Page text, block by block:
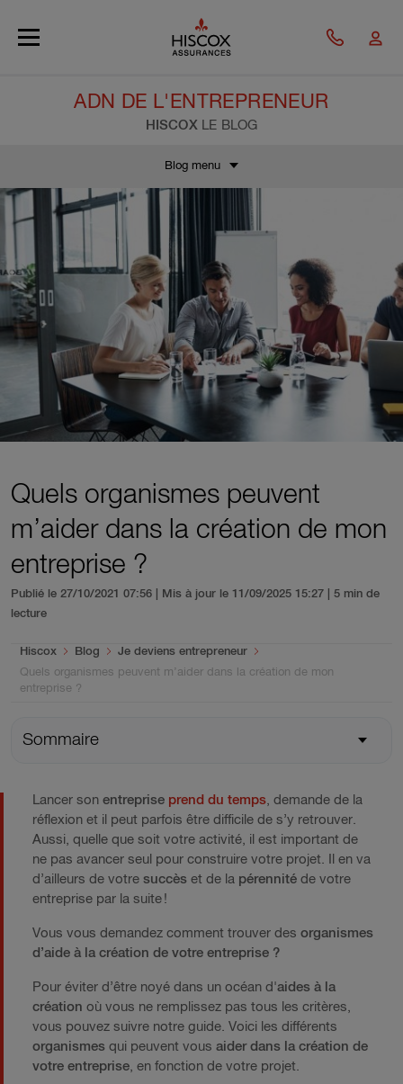
ADN DE L'ENTREPRENEUR
HISCOX LE BLOG
Blog menu
Quels organismes peuvent
m’aider dans la création de mon
entreprise ?
Publié le 27/10/2021 07:56 | Mis à jour le 11/09/2025 15:27
| 5 min de
lecture
You are here:
Hiscox Blog
Je deviens entrepreneur
Quels organismes peuvent m’aider dans la création de mon
entreprise ?
Sommaire
Lancer son entreprise prend du temps , demande de la
réflexion et il peut parfois être difficile de s’y retrouver.
Aussi, quelle que soit votre activité, il est important de
ne pas avancer seul pour construire votre projet. Il en va
d’ailleurs de votre succès et de la pérennité de votre
entreprise par la suite !
Vous vous demandez comment trouver des organismes
d’aide à la création de votre entreprise ?
Pour éviter d’être noyé dans un océan d'aides à la
création où vous ne remplissez pas tous les critères,
vous pouvez suivre notre guide. Voici les différents
organismes qui peuvent vous aider dans la création de
votre entreprise, en fonction de votre projet.